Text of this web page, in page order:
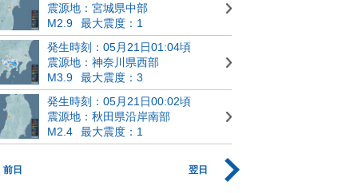
震源地：宮城県中部
M2.9
最大震度：1
発生時刻：05月21日01:04頃
震源地：神奈川県西部
M3.9
最大震度：3
発生時刻：05月21日00:02頃
震源地：秋田県沿岸南部
M2.4
最大震度：1
前日 翌日